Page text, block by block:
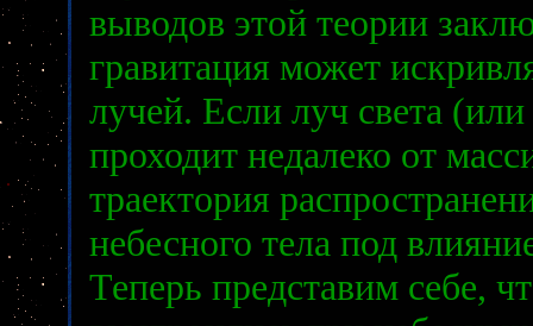
выводов этой теории
гравитация может
лучей. Если луч света
проходит недалеко от
траектория
небесного тела под
Теперь представим себе,